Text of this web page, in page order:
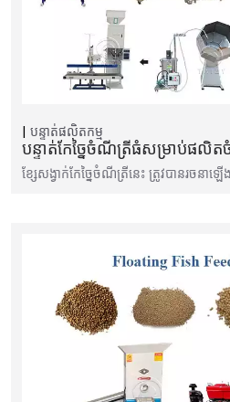
បន្ទាត់ផលិតកម្ម
បន្ទាត់កែច្នៃចំណីត្រីធំសម្រាប់ផលិ
ខ្សែសង្វាក់កែច្នៃចំណីត្រីនេះ ត្រូវបានរចនា